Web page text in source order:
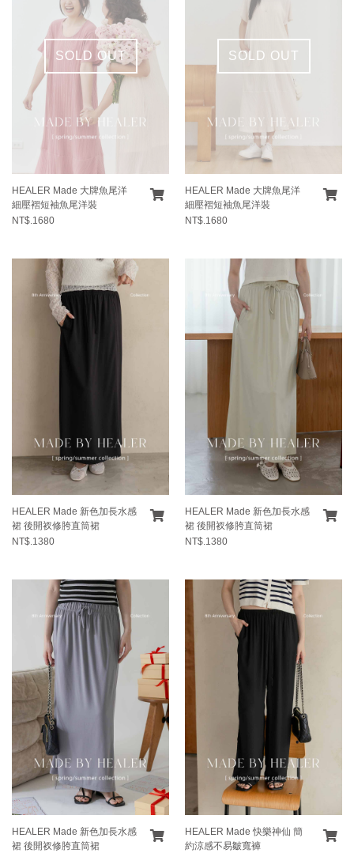
SOLD OUT
HEALER Made 大牌魚尾洋
細壓褶短袖魚尾洋裝
NT$.1680
SOLD OUT
HEALER Made 大牌魚尾洋
細壓褶短袖魚尾洋裝
NT$.1680
HEALER Made 新色加長水感
裙 後開衩修胯直筒裙
NT$.1380
HEALER Made 新色加長水感
裙 後開衩修胯直筒裙
NT$.1380
HEALER Made 新色加長水感
裙 後開衩修胯直筒裙
HEALER Made 快樂神仙 簡
約涼感不易皺寬褲